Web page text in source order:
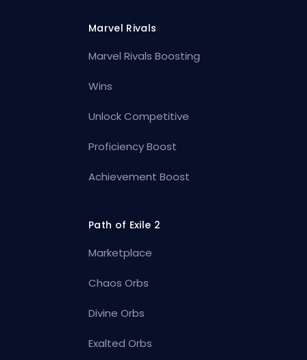
Marvel Rivals
Marvel Rivals Boosting
Wins
Unlock Competitive
Proficiency Boost
Achievement Boost
Path of Exile 2
Marketplace
Chaos Orbs
Divine Orbs
Exalted Orbs